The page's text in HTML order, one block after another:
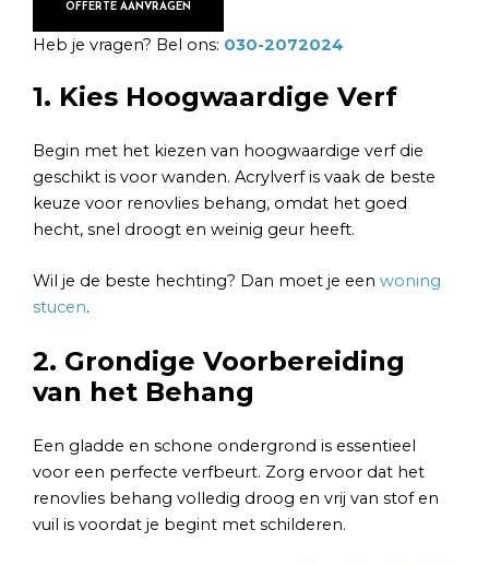
OFFERTE AANVRAGEN
Heb je vragen? Bel ons: 030-2072024
1. Kies Hoogwaardige Verf
Begin met het kiezen van hoogwaardige verf die
geschikt is voor wanden. Acrylverf is vaak de beste
keuze voor renovlies behang, omdat het goed
hecht, snel droogt en weinig geur heeft.
Wil je de beste hechting? Dan moet je een woning
stucen.
2. Grondige Voorbereiding
van het Behang
Een gladde en schone ondergrond is essentieel
voor een perfecte verfbeurt. Zorg ervoor dat het
renovlies behang volledig droog en vrij van stof en
vuil is voordat je begint met schilderen.